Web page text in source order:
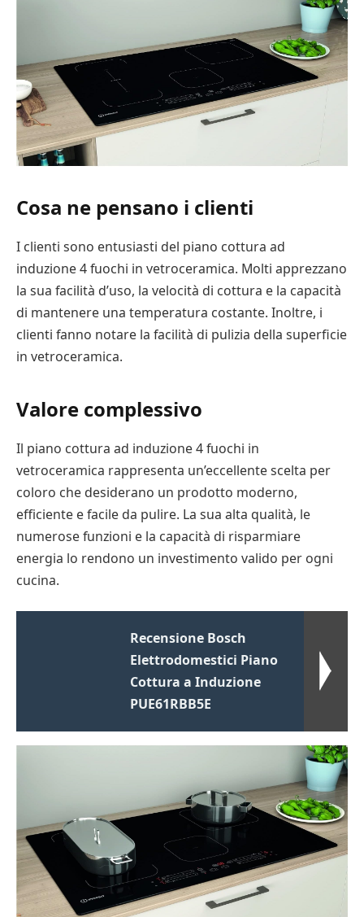
Cosa ne pensano i clienti
I clienti sono entusiasti del piano cottura ad
induzione 4 fuochi in vetroceramica. Molti apprezzano
la sua facilità d’uso, la velocità di cottura e la capacità
di mantenere una temperatura costante. Inoltre, i
clienti fanno notare la facilità di pulizia della superficie
in vetroceramica.
Valore complessivo
Il piano cottura ad induzione 4 fuochi in
vetroceramica rappresenta un’eccellente scelta per
coloro che desiderano un prodotto moderno,
efficiente e facile da pulire. La sua alta qualità, le
numerose funzioni e la capacità di risparmiare
energia lo rendono un investimento valido per ogni
cucina.
Recensione Bosch
Elettrodomestici Piano
Cottura a Induzione
PUE61RBB5E